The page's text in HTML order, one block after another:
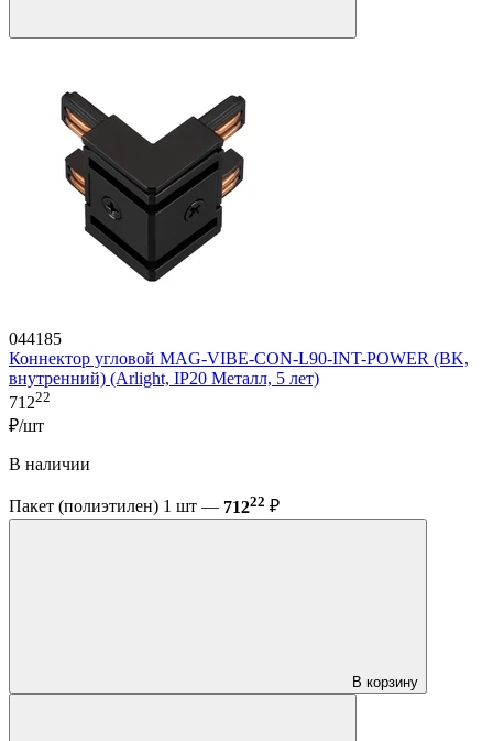
044185
Коннектор угловой MAG-VIBE-CON-L90-INT-POWER (BK,
внутренний) (Arlight, IP20 Металл, 5 лет)
71222
₽/шт
В наличии
Пакет (полиэтилен) 1 шт — 71222 ₽
В корзину